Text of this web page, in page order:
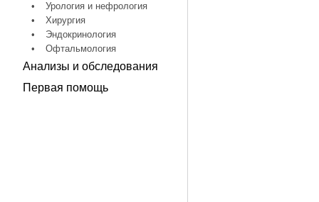
•
Урология и нефрология
•
Хирургия
•
Эндокринология
•
Офтальмология
Анализы и обследования
Первая помощь